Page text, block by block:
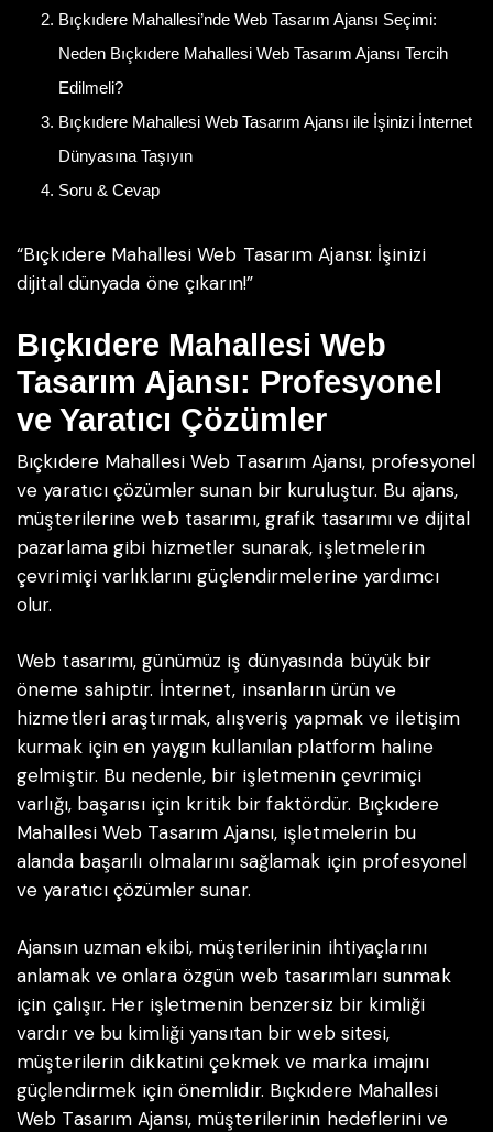
Bıçkıdere Mahallesi’nde Web Tasarım Ajansı Seçimi:
Neden Bıçkıdere Mahallesi Web Tasarım Ajansı Tercih
Edilmeli?
Bıçkıdere Mahallesi Web Tasarım Ajansı ile İşinizi İnternet
Dünyasına Taşıyın
Soru & Cevap
“Bıçkıdere Mahallesi Web Tasarım Ajansı: İşinizi
dijital dünyada öne çıkarın!”
Bıçkıdere Mahallesi Web
Tasarım Ajansı: Profesyonel
ve Yaratıcı Çözümler
Bıçkıdere Mahallesi Web Tasarım Ajansı, profesyonel
ve yaratıcı çözümler sunan bir kuruluştur. Bu ajans,
müşterilerine web tasarımı, grafik tasarımı ve dijital
pazarlama gibi hizmetler sunarak, işletmelerin
çevrimiçi varlıklarını güçlendirmelerine yardımcı
olur.
Web tasarımı, günümüz iş dünyasında büyük bir
öneme sahiptir. İnternet, insanların ürün ve
hizmetleri araştırmak, alışveriş yapmak ve iletişim
kurmak için en yaygın kullanılan platform haline
gelmiştir. Bu nedenle, bir işletmenin çevrimiçi
varlığı, başarısı için kritik bir faktördür. Bıçkıdere
Mahallesi Web Tasarım Ajansı, işletmelerin bu
alanda başarılı olmalarını sağlamak için profesyonel
ve yaratıcı çözümler sunar.
Ajansın uzman ekibi, müşterilerinin ihtiyaçlarını
anlamak ve onlara özgün web tasarımları sunmak
için çalışır. Her işletmenin benzersiz bir kimliği
vardır ve bu kimliği yansıtan bir web sitesi,
müşterilerin dikkatini çekmek ve marka imajını
güçlendirmek için önemlidir. Bıçkıdere Mahallesi
Web Tasarım Ajansı, müşterilerinin hedeflerini ve